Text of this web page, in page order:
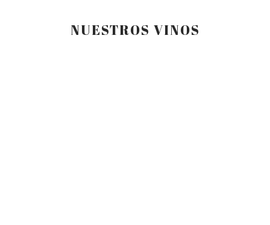
NUESTROS VINOS